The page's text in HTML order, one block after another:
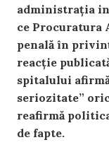
administrația
ce
penală în
reacție
spitalului
seriozitate”
reafirmă
de fapte.